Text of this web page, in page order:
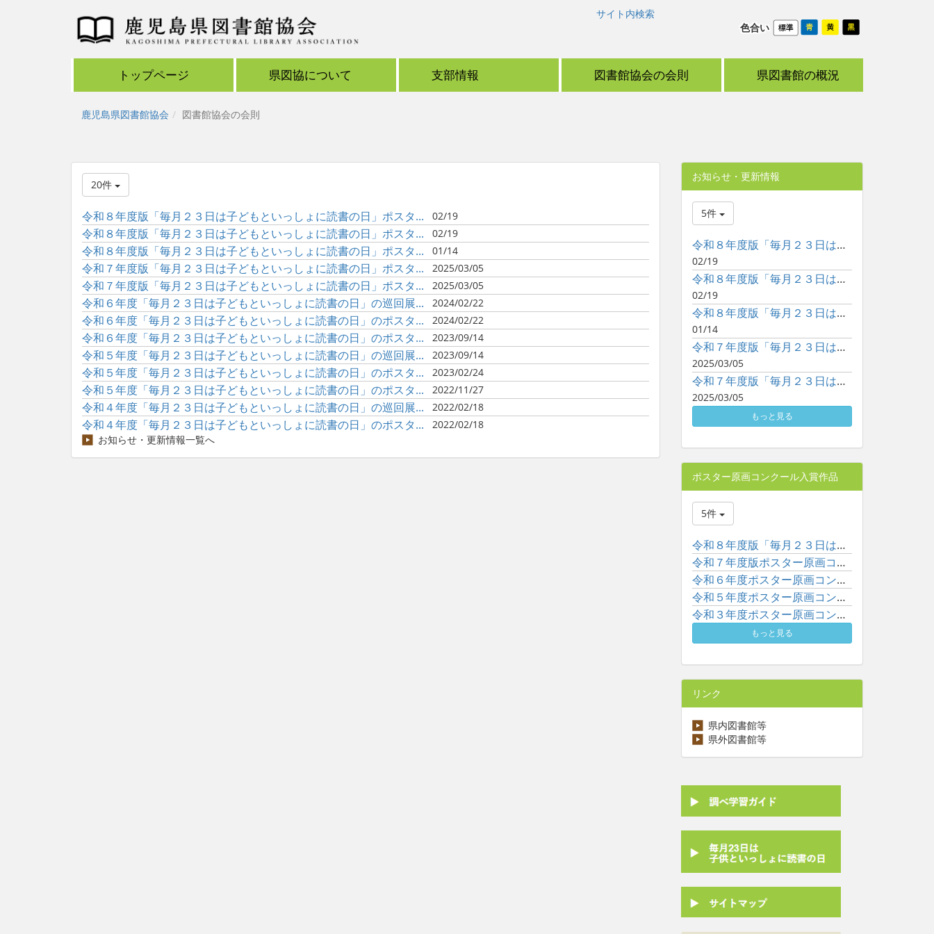
色合い
サイト内検索
トップページ 県図協について 支部情報 図書館協会の会則 県図書館の概況
鹿児島県図書館協会 図書館協会の会則
20件
令和８年度版「毎月２３日は子どもといっしょに読書の日」ポスタ... 02/19
令和８年度版「毎月２３日は子どもといっしょに読書の日」ポスタ... 02/19
令和８年度版「毎月２３日は子どもといっしょに読書の日」ポスタ... 01/14
令和７年度版「毎月２３日は子どもといっしょに読書の日」ポスタ... 2025/03/05
令和７年度版「毎月２３日は子どもといっしょに読書の日」ポスタ... 2025/03/05
令和６年度「毎月２３日は子どもといっしょに読書の日」の巡回展... 2024/02/22
令和６年度「毎月２３日は子どもといっしょに読書の日」のポスタ... 2024/02/22
令和６年度「毎月２３日は子どもといっしょに読書の日」のポスタ... 2023/09/14
令和５年度「毎月２３日は子どもといっしょに読書の日」の巡回展... 2023/09/14
令和５年度「毎月２３日は子どもといっしょに読書の日」のポスタ... 2023/02/24
令和５年度「毎月２３日は子どもといっしょに読書の日」のポスタ... 2022/11/27
令和４年度「毎月２３日は子どもといっしょに読書の日」の巡回展... 2022/02/18
令和４年度「毎月２３日は子どもといっしょに読書の日」のポスタ...
2022/02/18
お知らせ・更新情報一覧へ
お知らせ・更新情報
5件
令和８年度版「毎月２３日は子どもといっしょに読書の日」ポスタ...
02/19
令和８年度版「毎月２３日は子どもといっしょに読書の日」ポスタ...
02/19
令和８年度版「毎月２３日は子どもといっしょに読書の日」ポスタ...
01/14
令和７年度版「毎月２３日は子どもといっしょに読書の日」ポスタ...
2025/03/05
令和７年度版「毎月２３日は子どもといっしょに読書の日」ポスタ...
2025/03/05
もっと見る
ポスター原画コンクール入賞作品
5件
令和８年度版「毎月２３日は子どもといっしょに読書の日」ポスタ...
令和７年度版ポスター原画コンクール入賞作品一覧
令和６年度ポスター原画コンクール入賞作品一覧
令和５年度ポスター原画コンクール入賞作品一覧
令和３年度ポスター原画コンクール入賞作品一覧
もっと見る
リンク
県内図書館等
県外図書館等